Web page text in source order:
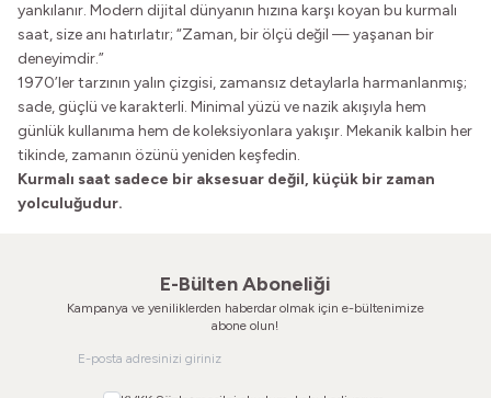
yankılanır. Modern dijital dünyanın hızına karşı koyan bu kurmalı
saat, size anı hatırlatır; “Zaman, bir ölçü değil — yaşanan bir
deneyimdir.”
1970’ler tarzının yalın çizgisi, zamansız detaylarla harmanlanmış;
sade, güçlü ve karakterli. Minimal yüzü ve nazik akışıyla hem
günlük kullanıma hem de koleksiyonlara yakışır. Mekanik kalbin her
tikinde, zamanın özünü yeniden keşfedin.
Kurmalı saat sadece bir aksesuar değil, küçük bir zaman
yolculuğudur.
E-Bülten Aboneliği
Kampanya ve yeniliklerden haberdar olmak için e-bültenimize
abone olun!